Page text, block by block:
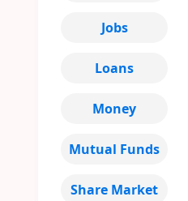
Jobs
Loans
Money
Mutual Funds
Share Market